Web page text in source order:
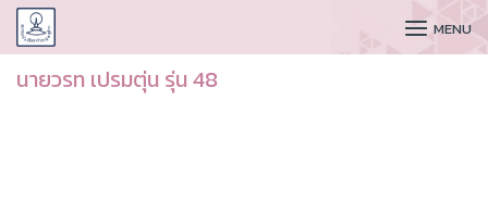
CUDAA MENU
นายวรท เปรมตุ่น รุ่น 48